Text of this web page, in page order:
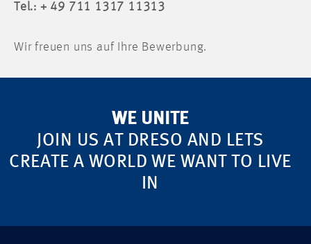
Tel.: + 49 711 1317 11313
Wir freuen uns auf Ihre Bewerbung.
WE UNITE
JOIN US AT DRESO AND LETS
CREATE A WORLD WE WANT TO LIVE
IN